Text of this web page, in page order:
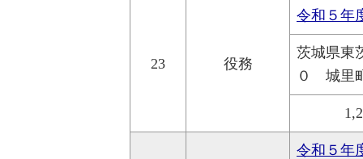
23 役務
令和５年
茨城県東
０ 城里
令和５年